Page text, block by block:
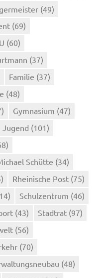
(49)
(69)
(60)
(37)
Familie (37)
(48)
Gymnasium (47)
Jugend (101)
Schütte (34)
Rheinische Post (75)
Schulzentrum (46)
(43) Stadtrat (97)
(56)
(70)
(48)